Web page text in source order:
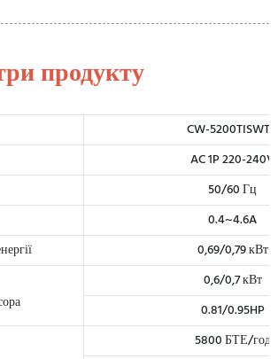
продукту
CW-5200TISWTY
AC 1P 220-240V
50/60 Гц
0.4~4.6A
0,69/0,79 кВт
0,6/0,7 кВт
0.81/0.95HP
5800 БТЕ/год